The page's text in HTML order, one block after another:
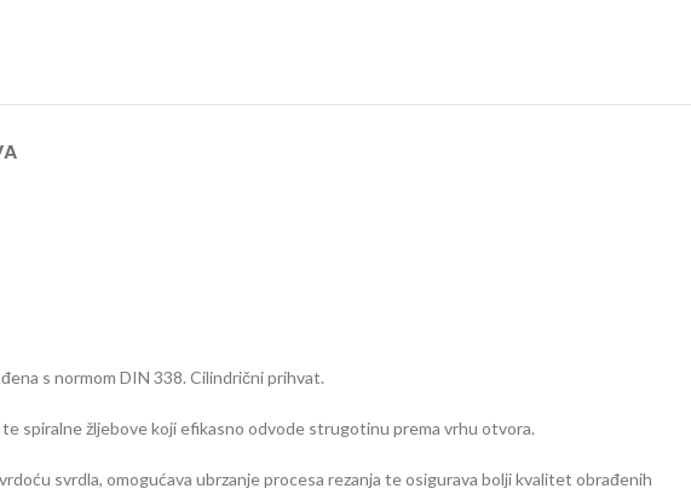
s normom DIN 338. Cilindrični prihvat.
spiralne žljebove koji efikasno odvode strugotinu prema vrhu otvora.
svrdla, omogućava ubrzanje procesa rezanja te osigurava bolji kvalitet obrađenih